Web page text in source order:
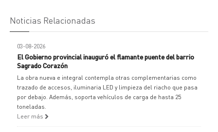
Noticias Relacionadas
03-08-2026
El Gobierno provincial inauguró el flamante puente del barrio
Sagrado Corazón
La obra nueva e integral contempla otras complementarias como
trazado de accesos, iluminaria LED y limpieza del riacho que pasa
por debajo. Además, soporta vehículos de carga de hasta 25
toneladas.
Leer más